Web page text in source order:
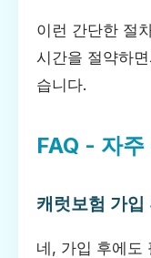
이런 간단한 절
시간을 절약하
습니다.
FAQ - 자
캐럿보험 가입
네, 가입 후에도